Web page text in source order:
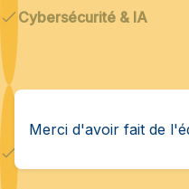
Cybersécurité & IA
Merci d'avoir fait de